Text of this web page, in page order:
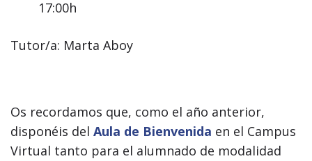
17:00h
Tutor/a: Marta Aboy
Os recordamos que, como el año anterior,
disponéis del Aula de Bienvenida en el Campus
Virtual tanto para el alumnado de modalidad